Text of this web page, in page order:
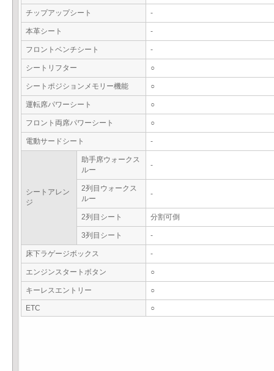
チップアップシート -
本革シート -
フロントベンチシート -
シートリフター ○
シートポジションメモリー機能 ○
運転席パワーシート ○
フロント両席パワーシート ○
電動サードシート -
シートアレン
ジ
助手席ウォークス
ルー
-
2列目ウォークス
ルー
-
2列目シート 分割可倒
3列目シート -
床下ラゲージボックス -
エンジンスタートボタン ○
キーレスエントリー ○
ETC ○